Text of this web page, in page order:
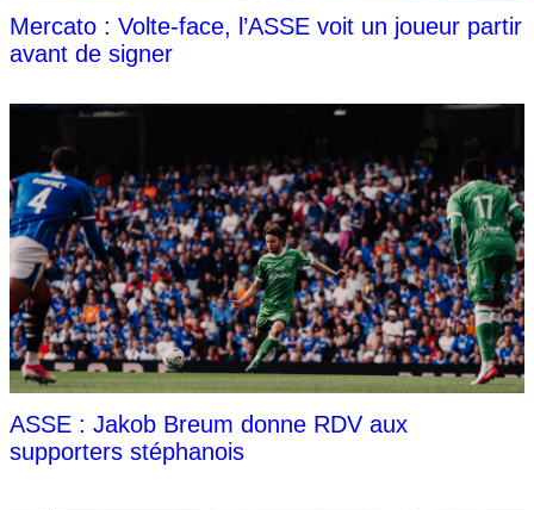
Mercato : Volte-face, l’ASSE voit un joueur partir
avant de signer
ASSE : Jakob Breum donne RDV aux
supporters stéphanois